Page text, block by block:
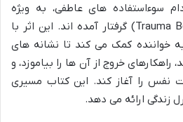
سوءاستفاده های عاطفی، به ویژه
پیوندهای ترومایی (Trauma Bonding) گرفتار آمده اند. این اثر با
خواننده کمک می کند تا نشانه های
راهکارهای خروج از آن ها را بیاموزد، و
نفس را آغاز کند. این کتاب مسیری
زندگی ارائه می دهد.